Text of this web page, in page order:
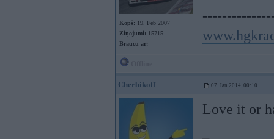
Kopš: 19. Feb 2007
Ziņojumi: 15715
Braucu ar:
Cherbikoff 07. Jan 2014, 00:10
Love it or